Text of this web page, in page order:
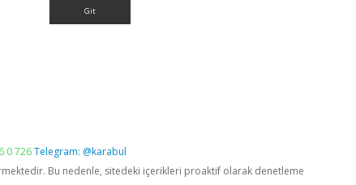
0 726Telegram: @karabul
Bu nedenle, sitedeki içerikleri proaktif olarak denetleme